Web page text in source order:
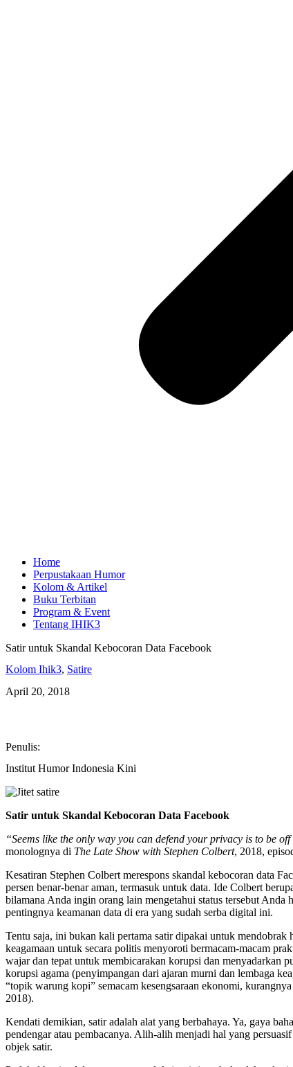
Home
Perpustakaan Humor
Kolom & Artikel
Buku Terbitan
Program & Event
Tentang IHIK3
Satir untuk Skandal Kebocoran Data Facebook
Kolom Ihik3, Satire
April 20, 2018
Penulis:
Institut Humor Indonesia Kini
Satir untuk Skandal Kebocoran Data Facebook
“Seems like the only way you can defend your privacy is to be
monolognya di The Late Show with Stephen Colbert, 2018,
Kesatiran Stephen Colbert merespons skandal kebocoran data
persen benar-benar aman, termasuk untuk data. Ide Colbert
bilamana Anda ingin orang lain mengetahui status tersebut Anda
pentingnya keamanan data di era yang sudah serba digital ini.
Tentu saja, ini bukan kali pertama satir dipakai untuk
keagamaan untuk secara politis menyoroti bermacam-macam
wajar dan tepat untuk membicarakan korupsi dan menyadarkan
korupsi agama (penyimpangan dari ajaran murni dan lembaga
“topik warung kopi” semacam kesengsaraan ekonomi,
2018).
Kendati demikian, satir adalah alat yang berbahaya. Ya, gaya
pendengar atau pembacanya. Alih-alih menjadi hal yang
objek satir.